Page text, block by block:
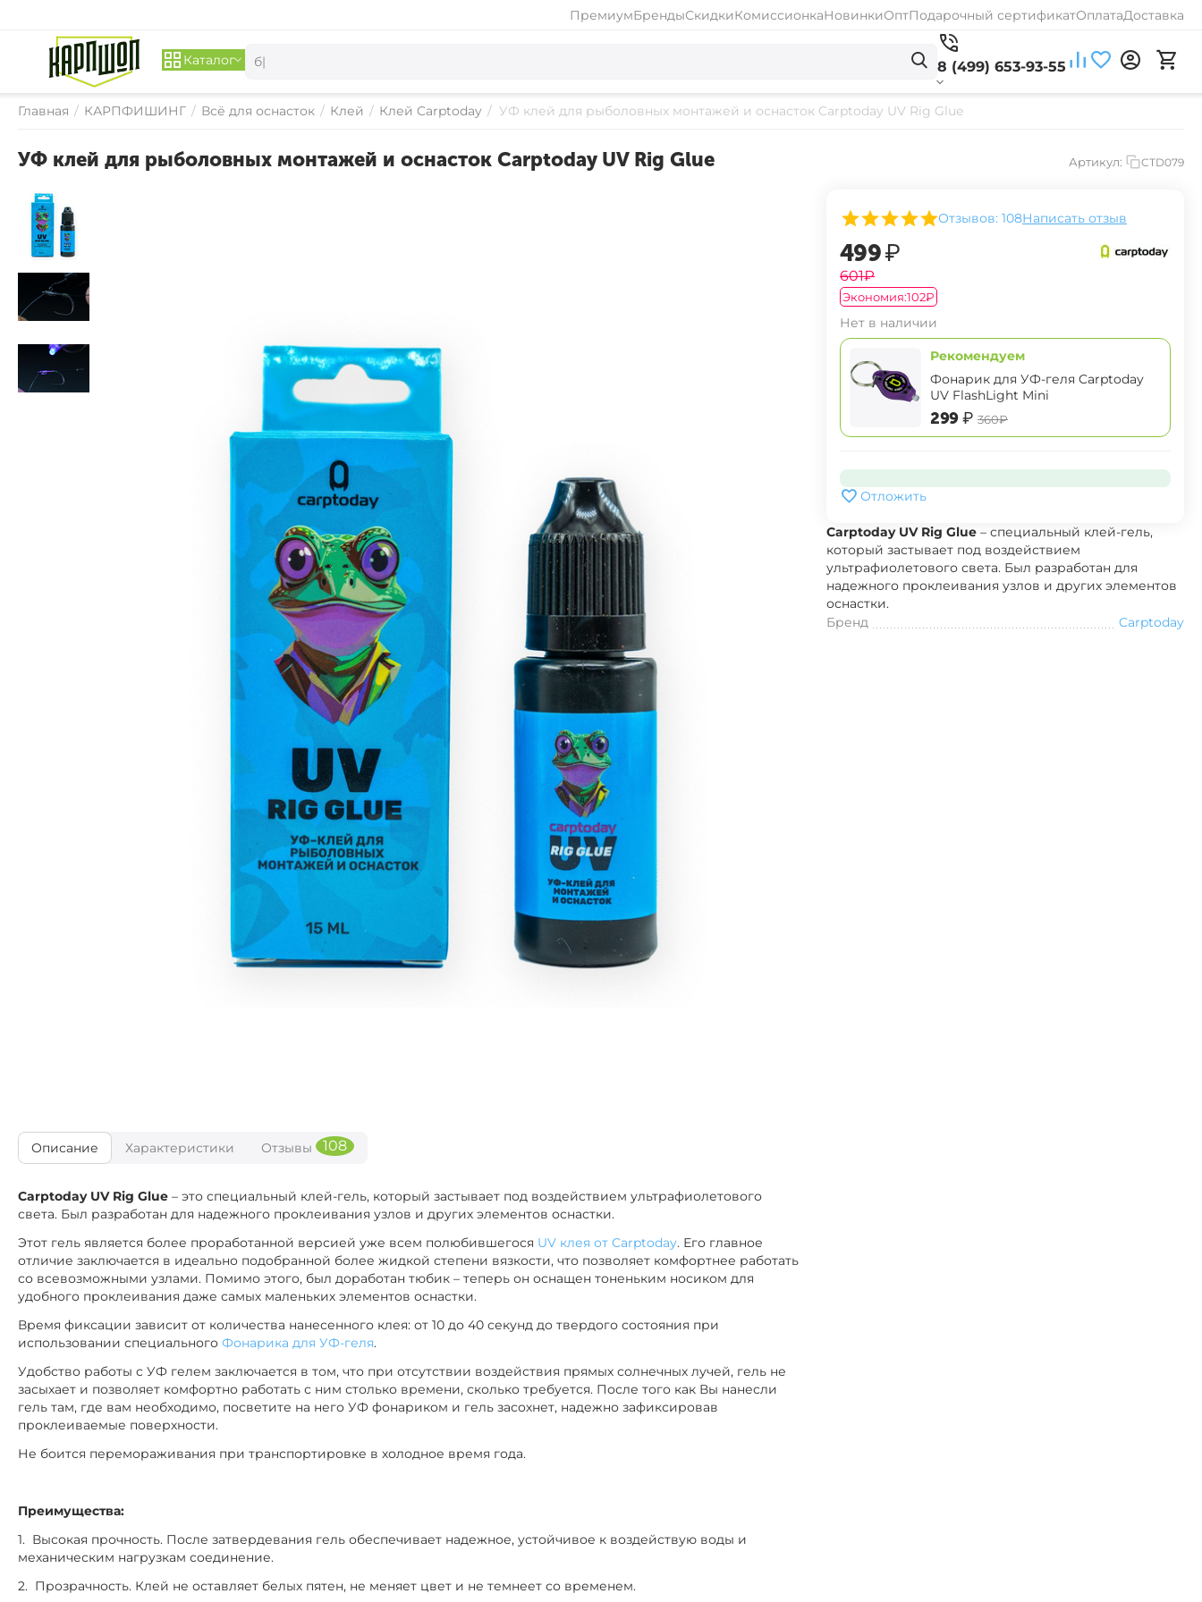
ПремиумБрендыСкидкиКомиссионкаНовинкиОптПодарочный сертификатОплатаДоставка
Каталог 8 (499) 653-93-55
Главная / КАРПФИШИНГ / Всё для оснасток / Клей / Клей Carptoday / УФ клей для рыболовных монтажей и оснасток Carptoday UV Rig Glue
УФ клей для рыболовных монтажей и оснасток Carptoday UV Rig Glue Артикул: CTD079
Отзывов: 108Написать отзыв
‍499‍₽
‍601‍₽
Экономия:‍102‍₽
Нет в наличии
Рекомендуем
Фонарик для УФ-геля Carptoday
UV FlashLight Mini
‍299‍₽ ‍360‍₽
Отложить
Carptoday UV Rig Glue – специальный клей-гель,
который застывает под воздействием
ультрафиолетового света. Был разработан для
надежного проклеивания узлов и других элементов
оснастки.
Бренд
Carptoday
Описание Характеристики Отзывы 108
Carptoday UV Rig Glue – это специальный клей-гель, который застывает под воздействием ультрафиолетового
света. Был разработан для надежного проклеивания узлов и других элементов оснастки.
Этот гель является более проработанной версией уже всем полюбившегося UV клея от Carptoday. Его главное
отличие заключается в идеально подобранной более жидкой степени вязкости, что позволяет комфортнее работать
со всевозможными узлами. Помимо этого, был доработан тюбик – теперь он оснащен тоненьким носиком для
удобного проклеивания даже самых маленьких элементов оснастки.
Время фиксации зависит от количества нанесенного клея: от 10 до 40 секунд до твердого состояния при
использовании специального Фонарика для УФ-геля.
Удобство работы с УФ гелем заключается в том, что при отсутствии воздействия прямых солнечных лучей, гель не
засыхает и позволяет комфортно работать с ним столько времени, сколько требуется. После того как Вы нанесли
гель там, где вам необходимо, посветите на него УФ фонариком и гель засохнет, надежно зафиксировав
проклеиваемые поверхности.
Не боится перемораживания при транспортировке в холодное время года.
Преимущества:
1. Высокая прочность. После затвердевания гель обеспечивает надежное, устойчивое к воздействую воды и
механическим нагрузкам соединение.
2. Прозрачность. Клей не оставляет белых пятен, не меняет цвет и не темнеет со временем.